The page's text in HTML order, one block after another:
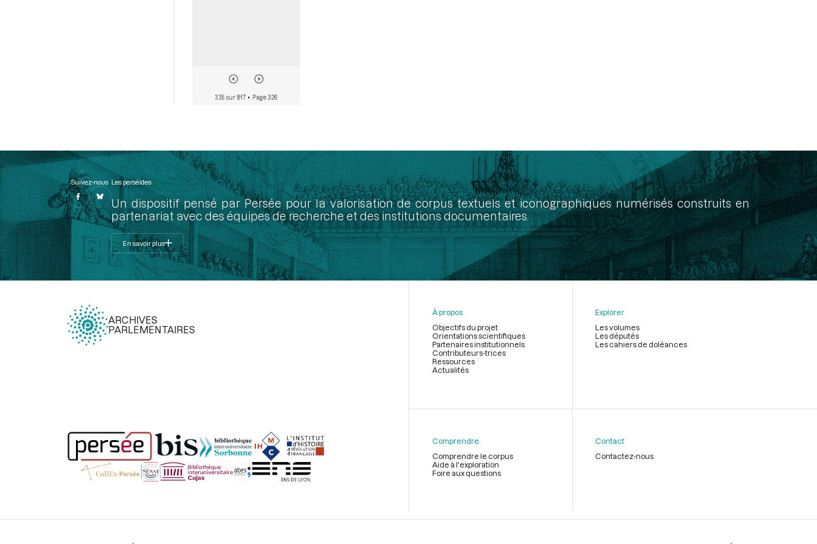
335 sur 817 • Page 326
Suivez-nous Les perséides
Un dispositif pensé par Persée pour la valorisation de corpus textuels et iconographiques numérisés construits en
partenariat avec des équipes de recherche et des institutions documentaires.
En savoir plus
ARCHIVES
PARLEMENTAIRES
page
À propos
Objectifs du projet
Orientations scientifiques
Partenaires institutionnels
Contributeurs-trices
Ressources
Actualités
Explorer
Les volumes
Les députés
Les cahiers de doléances
Comprendre
Comprendre le corpus
Aide à l'exploration
Foire aux questions
Contact
Contactez-nous
Légal